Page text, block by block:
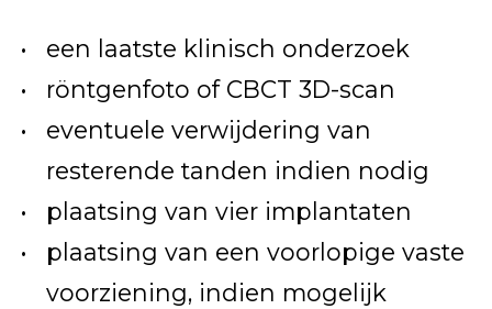
een laatste klinisch onderzoek
röntgenfoto of CBCT 3D-scan
eventuele verwijdering van
resterende tanden indien nodig
plaatsing van vier implantaten
plaatsing van een voorlopige vaste
voorziening, indien mogelijk